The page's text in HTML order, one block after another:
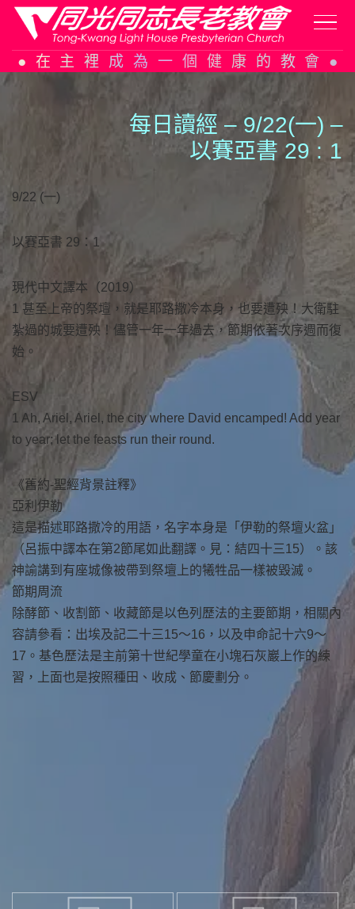
Skip
to
在主裡成為一個健康的教會
每日讀經 – 9/22(一) –
以賽亞書 29 : 1
9/22 (一)
以賽亞書 29：1
現代中文譯本（2019）
1 甚至上帝的祭壇，就是耶路撒冷本身，也要遭殃！大衛駐
紮過的城要遭殃！儘管一年一年過去，節期依著次序週而復
始。
ESV
1 Ah, Ariel, Ariel, the city where David encamped! Add year
to year; let the feasts run their round.
《舊約-聖經背景註釋》
亞利伊勒
這是描述耶路撒冷的用語，名字本身是「伊勒的祭壇火盆」
（呂振中譯本在第2節尾如此翻譯。見：結四十三15）。該
神諭講到有座城像被帶到祭壇上的犧牲品一樣被毀滅。
節期周流
除酵節、收割節、收藏節是以色列歷法的主要節期，相關內
容請參看：出埃及記二十三15～16，以及申命記十六9～
17。基色歷法是主前第十世紀學童在小塊石灰巖上作的練
習，上面也是按照種田、收成、節慶劃分。